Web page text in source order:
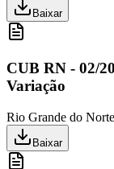
Baixar
CUB RN - 02/
Variação
Rio Grande do Norte
Baixar